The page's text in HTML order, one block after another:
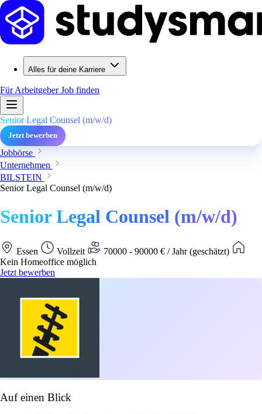
Alles für deine Karriere
Für ArbeitgeberJob finden
Senior Legal Counsel (m/w/d)
Jetzt bewerben
Jobbörse
Unternehmen
BILSTEIN
Senior Legal Counsel (m/w/d)
Senior Legal Counsel (m/w/d)
Essen Vollzeit
70000 - 90000 € / Jahr (geschätzt)
Kein Homeoffice möglich
Jetzt bewerben
Auf einen Blick